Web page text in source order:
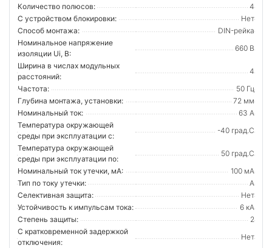
Количество полюсов:
4
С устройством блокировки:
Нет
Способ монтажа:
DIN-рейка
Номинальное напряжение
изоляции Ui, В:
660 В
Ширина в числах модульных
расстояний:
4
Частота:
50 Гц
Глубина монтажа, установки:
72 мм
Номинальный ток:
63 А
Температура окружающей
среды при эксплуатации с:
-40 град.C
Температура окружающей
cреды при эксплуатации по:
50 град.C
Номинальный ток утечки, мА:
100 мА
Тип по току утечки:
A
Селективная защита:
Нет
Устойчивость к импульсам тока:
6 кА
Степень защиты:
2
С кратковременной задержкой
отключения:
Нет